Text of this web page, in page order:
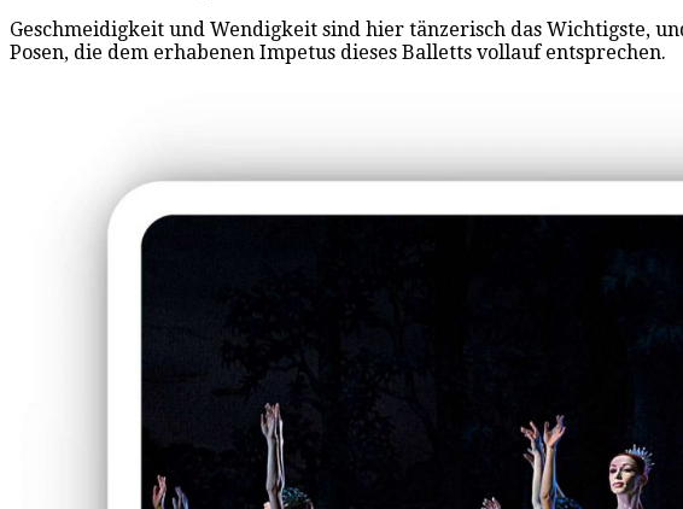
Geschmeidigkeit und Wendigkeit sind hier tänzerisch das Wichtigste,
Posen, die dem erhabenen Impetus dieses Balletts vollauf entsprechen.